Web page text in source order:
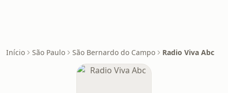
Início São Paulo São Bernardo do Campo Radio Viva Abc